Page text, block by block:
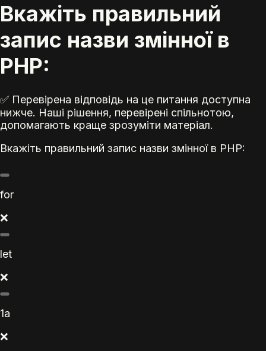
Вкажіть правильний
запис назви змінної в
PHP:
✅ Перевірена відповідь на це питання доступна
нижче. Наші рішення, перевірені спільнотою,
допомагають краще зрозуміти матеріал.
Вкажіть правильний запис назви змінної в PHP:
for
❌
let
❌
1a
❌